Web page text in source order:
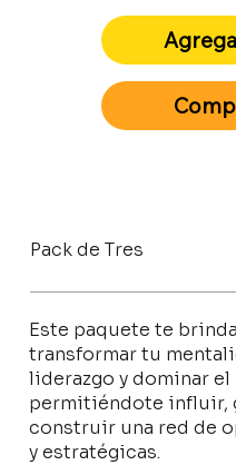
Pack de Tres
Este paquete te
transformar tu
liderazgo y dominar
permitiéndote influir,
construir una red de
y estratégicas.